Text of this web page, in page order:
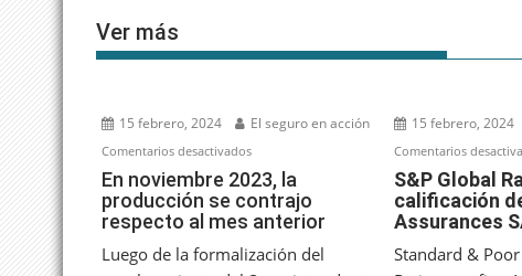
Ver más
15 febrero, 2024 El seguro en acción
Comentarios desactivadosen
En
noviembre
2023,
producción
En noviembre 2023, la
producción se contrajo
respecto al mes anterior
Luego de la formalización del
15 febrero, 2024
Comentarios
S&P Global
calificación
Assurances
Standard &